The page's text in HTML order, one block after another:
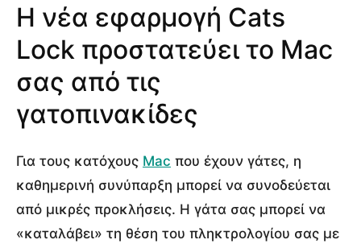
Η νέα εφαρμογή Cats
Lock προστατεύει το Mac
σας από τις
γατοπινακίδες
Για τους κατόχους Mac που έχουν γάτες, η
καθημερινή συνύπαρξη μπορεί να συνοδεύεται
από μικρές προκλήσεις. Η γάτα σας μπορεί να
«καταλάβει» τη θέση του πληκτρολογίου σας με